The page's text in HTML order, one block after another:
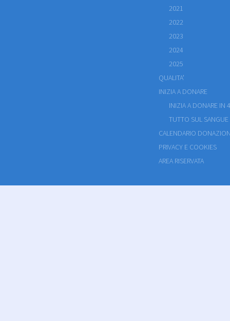
2021
2022
2023
2024
2025
QUALITA'
INIZIA A DONARE
INIZIA A DONARE IN
TUTTO SUL SANGUE
CALENDARIO
PRIVACY E COOKIES
AREA RISERVATA